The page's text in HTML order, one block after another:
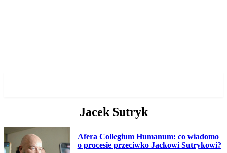
Jacek Sutryk
Afera Collegium Humanum: co wiadomo
o procesie przeciwko Jackowi Sutrykowi?